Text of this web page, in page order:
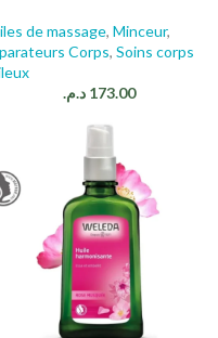
de massage, Minceur,
Corps, Soins corps
173.00 د.م.